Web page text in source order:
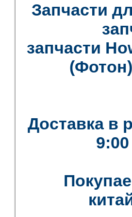
Запчасти
запчасти
Доставка в